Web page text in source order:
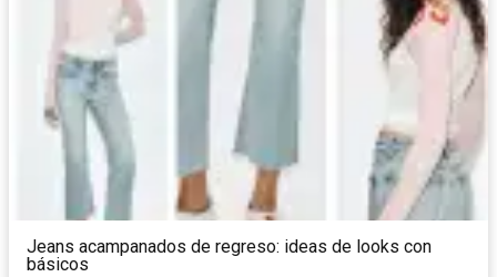
Jeans acampanados de regreso: ideas de looks con
básicos